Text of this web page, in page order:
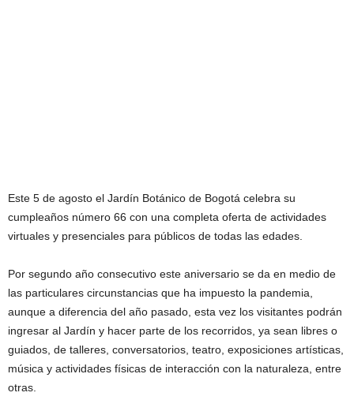
Este 5 de agosto el Jardín Botánico de Bogotá celebra su
cumpleaños número 66 con una completa oferta de actividades
virtuales y presenciales para públicos de todas las edades.
Por segundo año consecutivo este aniversario se da en medio de
las particulares circunstancias que ha impuesto la pandemia,
aunque a diferencia del año pasado, esta vez los visitantes podrán
ingresar al Jardín y hacer parte de los recorridos, ya sean libres o
guiados, de talleres, conversatorios, teatro, exposiciones artísticas,
música y actividades físicas de interacción con la naturaleza, entre
otras.